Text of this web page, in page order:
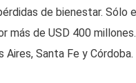
de bienestar. Sólo
más de USD 400
Santa Fe y Córdoba.